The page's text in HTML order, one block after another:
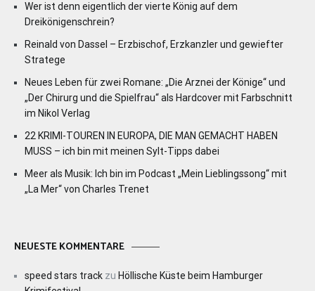
Wer ist denn eigentlich der vierte König auf dem
Dreikönigenschrein?
Reinald von Dassel – Erzbischof, Erzkanzler und gewiefter
Stratege
Neues Leben für zwei Romane: „Die Arznei der Könige“ und
„Der Chirurg und die Spielfrau“ als Hardcover mit Farbschnitt
im Nikol Verlag
22 KRIMI-TOUREN IN EUROPA, DIE MAN GEMACHT HABEN
MUSS – ich bin mit meinen Sylt-Tipps dabei
Meer als Musik: Ich bin im Podcast „Mein Lieblingssong“ mit
„La Mer“ von Charles Trenet
NEUESTE KOMMENTARE
speed stars track zu Höllische Küste beim Hamburger